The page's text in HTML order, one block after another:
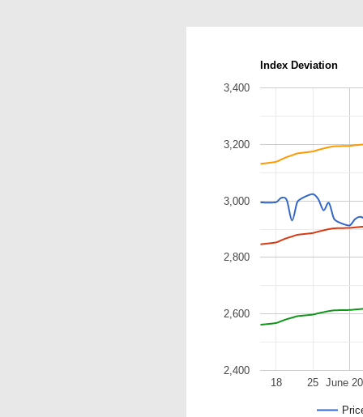
Index Deviation
June
18 25
2,400
2,600
2,800
3,000
3,200
3,400